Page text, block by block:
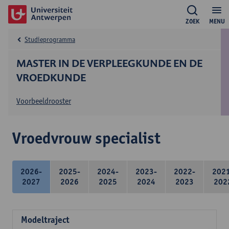
MENU
ZOEK
MASTER IN DE VERPLEEGKUNDE EN DE
VROEDKUNDE
Studieprogramma
Voorbeeldrooster
Vroedvrouw specialist
2026-
2027
2025-
2026
2024-
2025
2023-
2024
2022-
2023
Modeltraject